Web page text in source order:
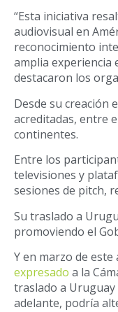
“Esta iniciativa
audiovisual en
reconocimiento
amplia experiencia
destacaron los
Desde su creación
acreditadas, entre
continentes.
Entre los
televisiones y
sesiones de pitch,
Su traslado a
promoviendo el
Y en marzo de
expresado a la
traslado a
adelante, podría